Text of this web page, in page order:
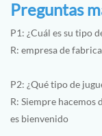
Preguntas
P1: ¿Cuál es su tipo
R: empresa de
P2: ¿Qué tipo de
R: Siempre
es bienvenido